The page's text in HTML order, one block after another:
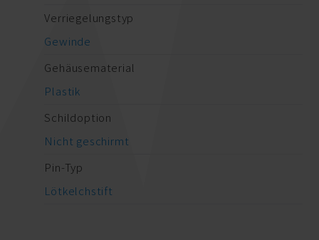
Verriegelungstyp
Gewinde
Gehäusematerial
Plastik
Schildoption
Nicht geschirmt
Pin-Typ
Lötkelchstift